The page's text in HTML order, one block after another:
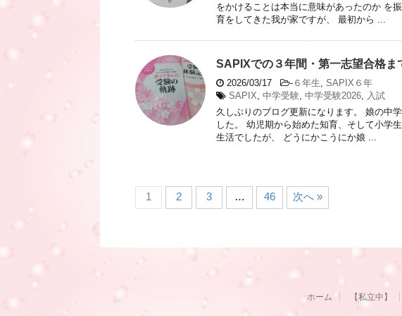
をかけることは本当に意味があったのか を
育をしてきた我が家ですが、 最初から ...
SAPIXでの３年間・第一志望合格ま
2026/03/17 - ６年生 SAPIX６年
SAPIX 中学受験 中学受験2026
入試
久しぶりのブログ更新になります。 娘の中
した。 幼児期から始めた知育、そして小学
生活でしたが、 どうにかこうにか娘 ...
1 2 3 … 46 次へ »
ホーム 【私立中】